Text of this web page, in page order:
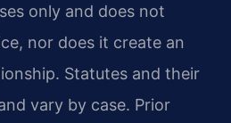
only and does not
nor does it create an
Statutes and their
vary by case. Prior